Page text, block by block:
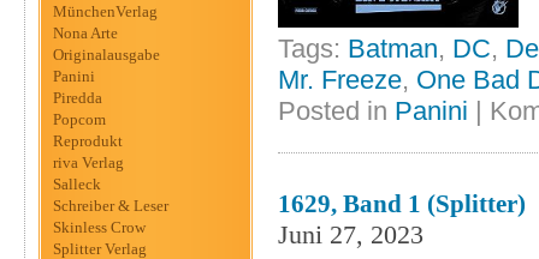
MünchenVerlag
Nona Arte
Originalausgabe
Panini
Piredda
Popcom
Reprodukt
riva Verlag
Salleck
Schreiber & Leser
Skinless Crow
Splitter Verlag
Tags: Batman, DC,
Mr. Freeze, One Bad
Posted in Panini |
1629, Band 1 (Splitter)
Juni 27, 2023